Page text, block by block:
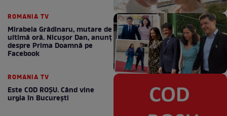
ROMANIA TV
Mirabela Grădinaru, mutare de
ultimă oră. Nicuşor Dan, anunţ
despre Prima Doamnă pe
Facebook
ROMANIA TV
Este COD ROŞU. Când vine
urgia în Bucureşti